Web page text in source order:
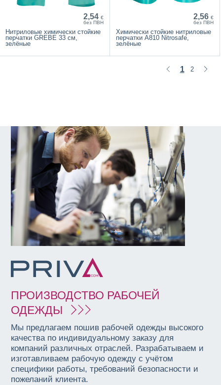
2,54 €
без ПВН
Нитриловые химически стойкие
перчатки GREBE 33 см,
зелёные
2,56 €
без ПВН
Химически стойкие нитриловые
перчатки A810 Nitrosafe,
зелёные
1 2
ПРОИЗВОДСТВО РАБОЧЕЙ
ОДЕЖДЫ
Мы предлагаем пошив рабочей одежды высокого
качества по индивидуальному заказу для
компаний различных отраслей. Разрабатываем и
изготавливаем рабочую одежду с учётом
специфики работы, требований безопасности и
пожеланий клиента.